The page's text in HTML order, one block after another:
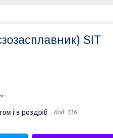
SIT
і в роздріб Код: 116